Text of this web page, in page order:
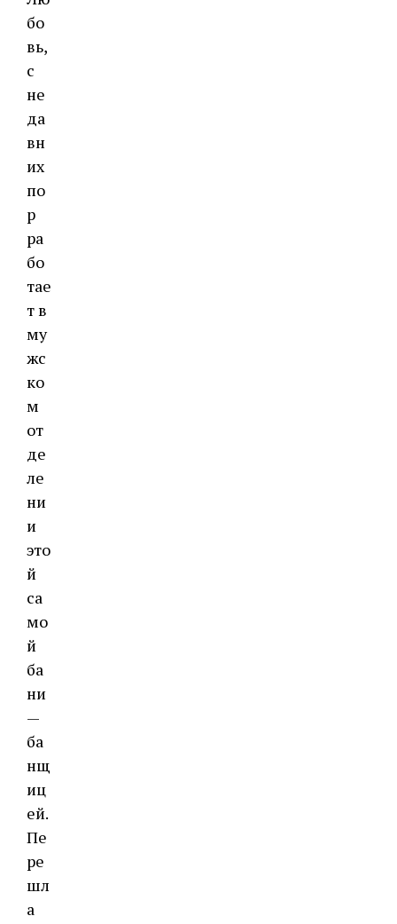
бо
вь,
с
не
да
вн
их
по
р
ра
бо
тае
т в
му
жс
ко
м
от
де
ле
ни
и
это
й
са
мо
й
ба
ни
—
ба
нщ
иц
ей.
Пе
ре
шл
а